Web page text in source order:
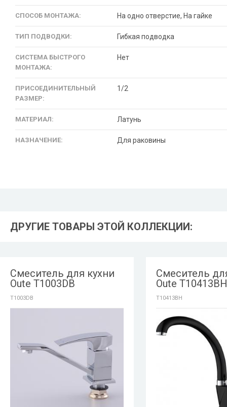
СПОСОБ МОНТАЖА: На одно отверстие, На гайке
ТИП ПОДВОДКИ: Гибкая подводка
СИСТЕМА БЫСТРОГО
МОНТАЖА:
Нет
ПРИСОЕДИНИТЕЛЬНЫЙ
РАЗМЕР:
1/2
МАТЕРИАЛ: Латунь
НАЗНАЧЕНИЕ: Для раковины
ДРУГИЕ ТОВАРЫ ЭТОЙ КОЛЛЕКЦИИ:
Смеситель для кухни
Oute T1003DB
T1003DB
Смеситель
Oute T10413BH
T10413BH